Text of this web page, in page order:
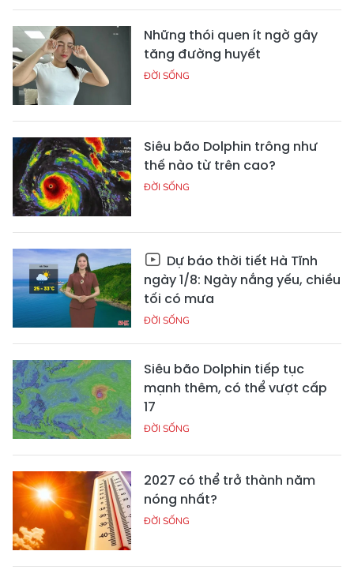
Những thói quen ít ngờ gây
tăng đường huyết
ĐỜI SỐNG
Siêu bão Dolphin trông như
thế nào từ trên cao?
ĐỜI SỐNG
Dự báo thời tiết Hà Tĩnh
ngày 1/8: Ngày nắng yếu, chiều
tối có mưa
ĐỜI SỐNG
Siêu bão Dolphin tiếp tục
mạnh thêm, có thể vượt cấp
17
ĐỜI SỐNG
2027 có thể trở thành năm
nóng nhất?
ĐỜI SỐNG